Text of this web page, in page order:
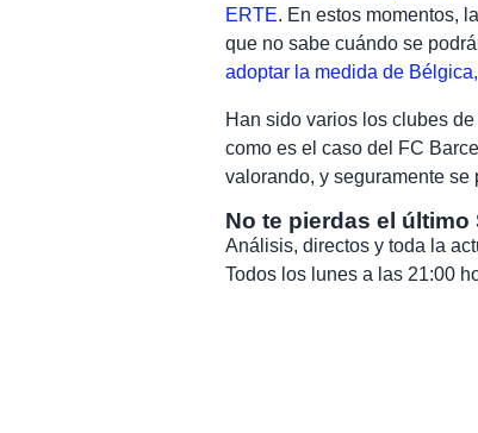
ERTE. En estos momentos,
que no sabe cuándo se
adoptar la medida de
Han sido varios los clubes
como es el caso del FC
valorando, y seguramente
No te pierdas el último
Análisis, directos y toda la
Todos los lunes a las 21:00